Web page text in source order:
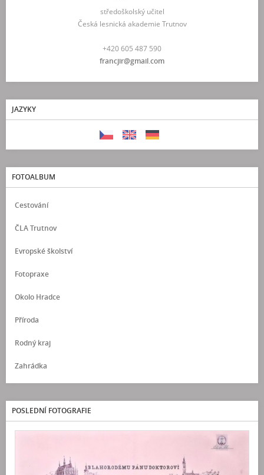
středoškolský učitel
Česká lesnická akademie Trutnov
+420 605 487 590
francjir@gmail.com
JAZYKY
FOTOALBUM
Cestování
ČLA Trutnov
Evropské školství
Fotopraxe
Okolo Hradce
Příroda
Rodný kraj
Zahrádka
POSLEDNÍ FOTOGRAFIE